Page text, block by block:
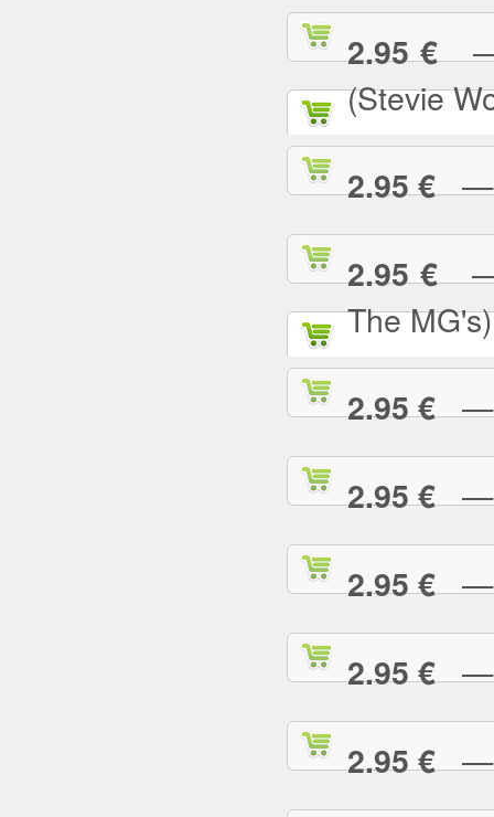
2.95 €—
(Stevie
2.95 €—
2.95 €—
The MG's)
2.95 €—
2.95 €—
2.95 €—
2.95 €—
2.95 €—